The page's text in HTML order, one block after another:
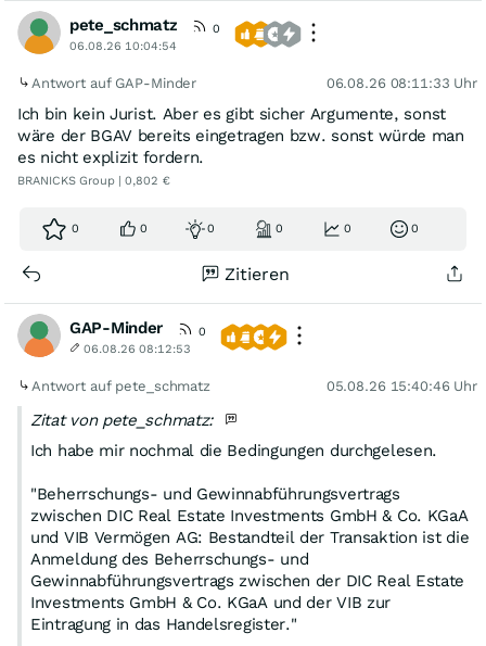
VIB nicht mehr zu Branicks gehören und damit eine
gewisse Sicherheit darstellen würde. Frage über Fragen…
pete_schmatz
0
06.08.26 10:04:54
Antwort auf GAP-Minder 06.08.26 08:11:33 Uhr
Ich bin kein Jurist. Aber es gibt sicher Argumente, sonst
wäre der BGAV bereits eingetragen bzw. sonst würde man
es nicht explizit fordern.
BRANICKS Group | 0,802 €
0 0 0 0 0 0
Zitieren
GAP-Minder
0
06.08.26 08:12:53
Antwort auf pete_schmatz 05.08.26 15:40:46 Uhr
Zitat von pete_schmatz:
Ich habe mir nochmal die Bedingungen durchgelesen.
"Beherrschungs- und Gewinnabführungsvertrags
zwischen DIC Real Estate Investments GmbH & Co. KGaA
und VIB Vermögen AG: Bestandteil der Transaktion ist die
Anmeldung des Beherrschungs- und
Gewinnabführungsvertrags zwischen der DIC Real Estate
Investments GmbH & Co. KGaA und der VIB zur
Eintragung in das Handelsregister."